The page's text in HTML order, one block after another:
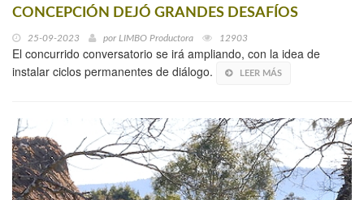
CONCEPCIÓN DEJÓ GRANDES DESAFÍOS
25-09-2023 por LIMBO Productora 12903
El concurrido conversatorio se irá ampliando, con la idea de
instalar ciclos permanentes de diálogo.
LEER MÁS